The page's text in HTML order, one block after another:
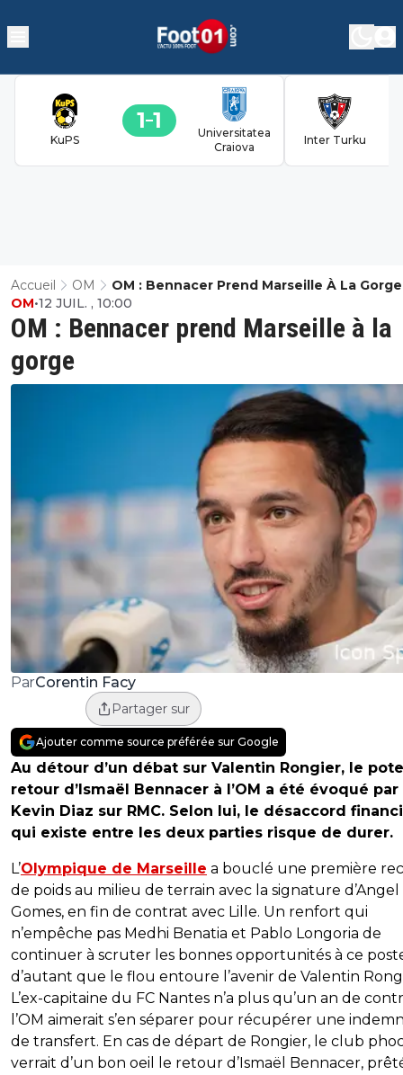
KuPS
1 1
Universitatea
Craiova
Inter Turku
Accueil OM OM : Bennacer Prend Marseille À La Gorge
OM : Bennacer prend Marseille à la
gorge
OM•12 JUIL. , 10:00
ParCorentin Facy
Partager sur
Ajouter comme source préférée sur Google
Au détour d’un débat sur Valentin Rongier, le
retour d’Ismaël Bennacer à l’OM a été évoqué par
Kevin Diaz sur RMC. Selon lui, le désaccord
qui existe entre les deux parties risque de durer.
L’Olympique de Marseille a bouclé une première
de poids au milieu de terrain avec la signature d’Angel
Gomes, en fin de contrat avec Lille. Un renfort qui
n’empêche pas Medhi Benatia et Pablo Longoria de
continuer à scruter les bonnes opportunités à ce
d’autant que le flou entoure l’avenir de Valentin
L’ex-capitaine du FC Nantes n’a plus qu’un an de
l’OM aimerait s’en séparer pour récupérer une
de transfert. En cas de départ de Rongier, le club
verrait d’un bon oeil le retour d’Ismaël Bennacer,